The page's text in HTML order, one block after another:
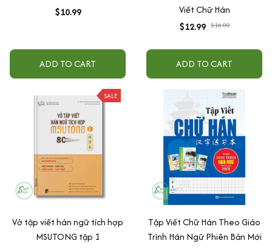
$10.99
ADD TO CART
Viết Chữ Hán
$12.99 $16.00
ADD TO CART
SALE
Vở tập viết hán ngữ tích hợp
MSUTONG tập 1
Tập Viết Chữ Hán Theo Giáo
Trình Hán Ngữ Phiên Bản Mới